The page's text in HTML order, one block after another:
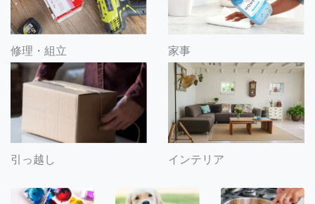
修理・組立 家事
引っ越し インテリア